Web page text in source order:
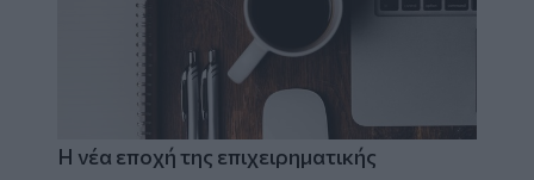
Η νέα εποχή της επιχειρηματικής